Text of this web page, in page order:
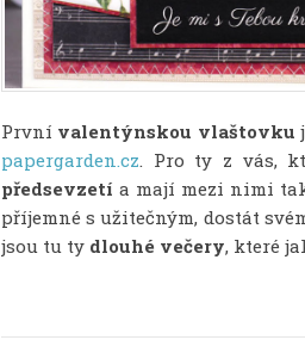
První valentýnskou vlaštovku
papergarden.cz. Pro ty z vás,
předsevzetí a mají mezi nimi
příjemné s užitečným, dostát
jsou tu ty dlouhé večery, které